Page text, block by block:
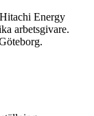
Energy
arbetsgivare.